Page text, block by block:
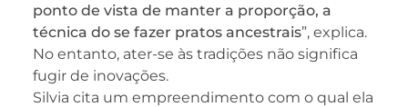
ponto de vista de manter a proporção, a
técnica do se fazer pratos ancestrais”, explica.
No entanto, ater-se às tradições não significa
fugir de inovações.
Silvia cita um empreendimento com o qual ela